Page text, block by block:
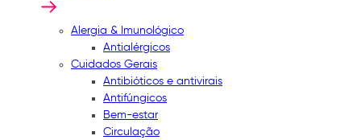
Alergia & Imunológico
Antialérgicos
Cuidados Gerais
Antibióticos e antivirais
Antifúngicos
Bem-estar
Circulação